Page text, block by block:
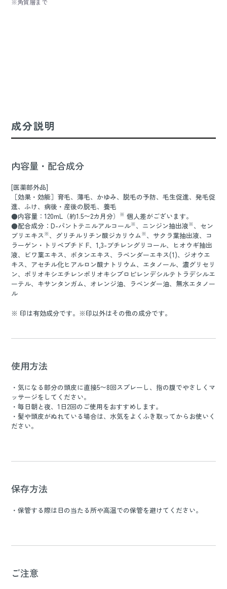
成分説明
内容量・配合成分
[医薬部外品]
［効果・効能］育毛、薄毛、かゆみ、脱毛の予防、毛生促進、発毛促
進、ふけ、病後・産後の脱毛、養毛
●内容量：120mL（約1.5〜2カ月分）
※ 個人差がございます。
●配合成分：D-パントテニルアルコール※、ニンジン抽出液※、セン
ブリエキス ※、グリチルリチン酸ジカリウム※、サクラ葉抽出液、コ
ラーゲン・トリペプチド F、1,3-ブチレングリコール、ヒオウギ抽出
液、ビワ葉エキス、ボタンエキス、ラベンダーエキス(1)、ジオウエ
キス、アセチル化ヒアルロン酸ナトリウム、エタノール、濃グリセリ
ン、ポリオキシエチレンポリオキシプロピレンデシルテトラデシルエ
ーテル、キサンタンガム、オレンジ油、ラベンダー油、無水エタノー
ル
※ 印は有効成分です。※印以外はその他の成分です。
使用方法
・気になる部分の頭皮に直接5〜8回スプレーし、指の腹でやさしくマ
ッサージをしてください。
・毎日朝と夜、1日2回のご使用をおすすめします。
・髪や頭皮がぬれている場合は、水気をよくふき取ってからお使いく
ださい。
保存方法
・保管する際は日の当たる所や高温での保管を避けてください。
ご注意